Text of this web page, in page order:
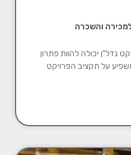
נדל"ן יכולה להוות פתרון
על תקציב הפרויקט